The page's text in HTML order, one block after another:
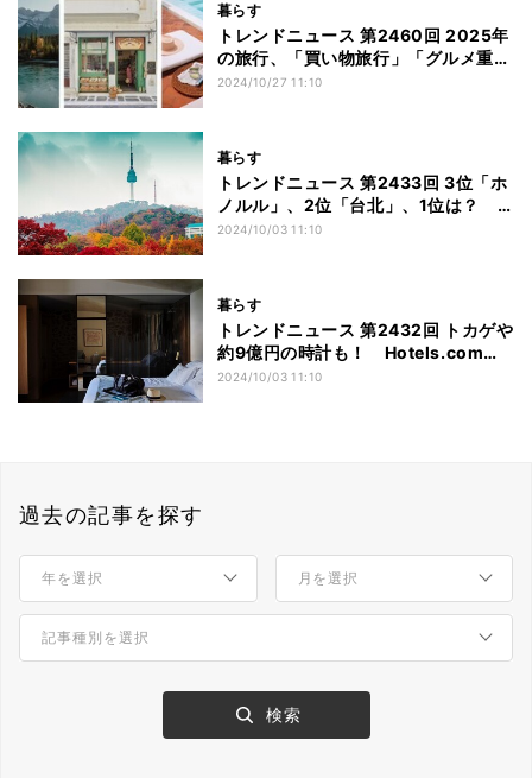
暮らす
トレンドニュース 第2460回 2025年
の旅行、「買い物旅行」「グルメ重視
のホテル選び」などがトレンドに
2024/10/27 11:10
暮らす
トレンドニュース 第2433回 3位「ホ
ノルル」、2位「台北」、1位は？
エクスペディア、秋の人気海外旅行先
2024/10/03 11:10
暮らす
トレンドニュース 第2432回 トカゲや
約9億円の時計も！ Hotels.comが
「ホテルの変わった忘れ物」を調査
2024/10/03 11:10
過去の記事を探す